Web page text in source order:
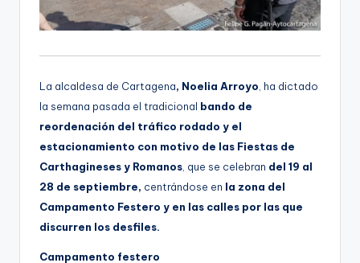
La alcaldesa de Cartagena, Noelia Arroyo, ha dictado
la semana pasada el tradicional bando de
reordenación del tráfico rodado y el
estacionamiento con motivo de las Fiestas de
Carthagineses y Romanos, que se celebran del 19 al
28 de septiembre, centrándose en la zona del
Campamento Festero y en las calles por las que
discurren los desfiles.
Campamento festero